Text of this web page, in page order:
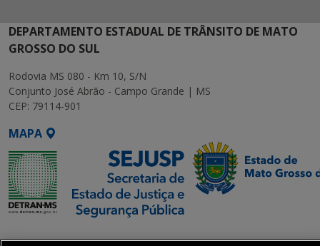
DEPARTAMENTO ESTADUAL DE TRÂNSITO DE MATO
GROSSO DO SUL
Rodovia MS 080 - Km 10, S/N
Conjunto José Abrão - Campo Grande | MS
CEP: 79114-901
MAPA